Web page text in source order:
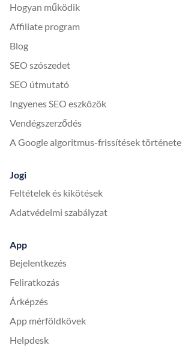
Hogyan működik
Affiliate program
Blog
SEO szószedet
SEO útmutató
Ingyenes SEO eszközök
Vendégszerződés
A Google algoritmus-frissítések története
Jogi
Feltételek és kikötések
Adatvédelmi szabályzat
App
Bejelentkezés
Feliratkozás
Árképzés
App mérföldkövek
Helpdesk